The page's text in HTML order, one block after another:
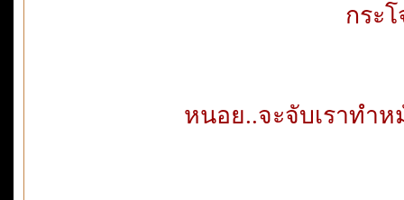
กระ
หนอย..จะจับเราทำ